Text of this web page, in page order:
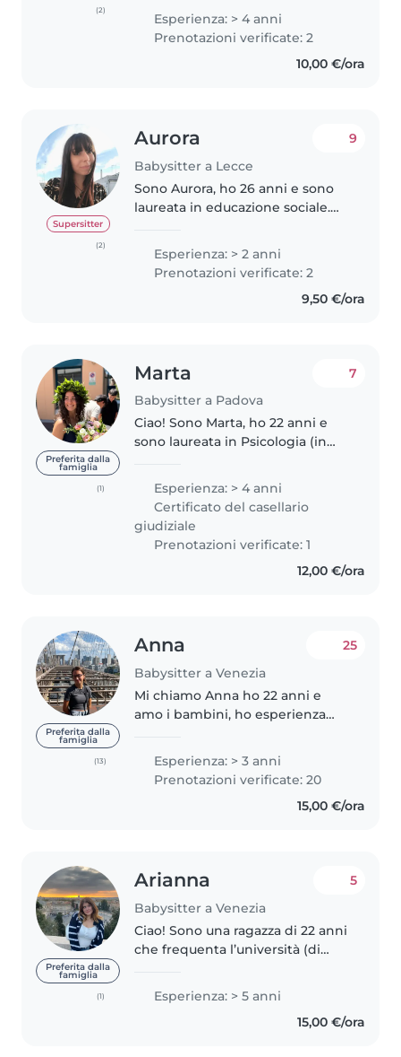
(2)
the Physics department in
Unibo. I love spending time with
kids. I have 4+ yrs experience
Esperienza: > 4 anni
Prenotazioni verificate: 2
10,00 €/ora
Supersitter
(2)
Aurora
Babysitter a Lecce
9
Sono Aurora, ho 26 anni e sono
laureata in educazione sociale.
diverso tipo con i bambini, a
seconda di quelli che sono..
Esperienza: > 2 anni
Prenotazioni verificate: 2
9,50 €/ora
Preferita dalla
famiglia
(1)
Marta
Babysitter a Padova
7
Ciao! Sono Marta, ho 22 anni e
sono laureata in Psicologia (in
sto frequentando la magistrale in
Psicologia Clinica. Lavoro
stabilmente come babysitter..
Esperienza: > 4 anni
Certificato del casellario
giudiziale
Prenotazioni verificate: 1
12,00 €/ora
Preferita dalla
famiglia
(13)
Anna
Babysitter a Venezia
25
Mi chiamo Anna ho 22 anni e
amo i bambini, ho esperienza
in quanto l'ho fatta parecchie
volte a bambini di tutte le età, da
6 mesi a 12 anni. Non ho..
Esperienza: > 3 anni
Prenotazioni verificate: 20
15,00 €/ora
Preferita dalla
famiglia
(1)
Arianna
Babysitter a Venezia
5
Ciao! Sono una ragazza di 22 anni
che frequenta l’università (di
rialto). Sono disponibile da
ottobre, durante la giornata dal
Esperienza: > 5 anni
15,00 €/ora